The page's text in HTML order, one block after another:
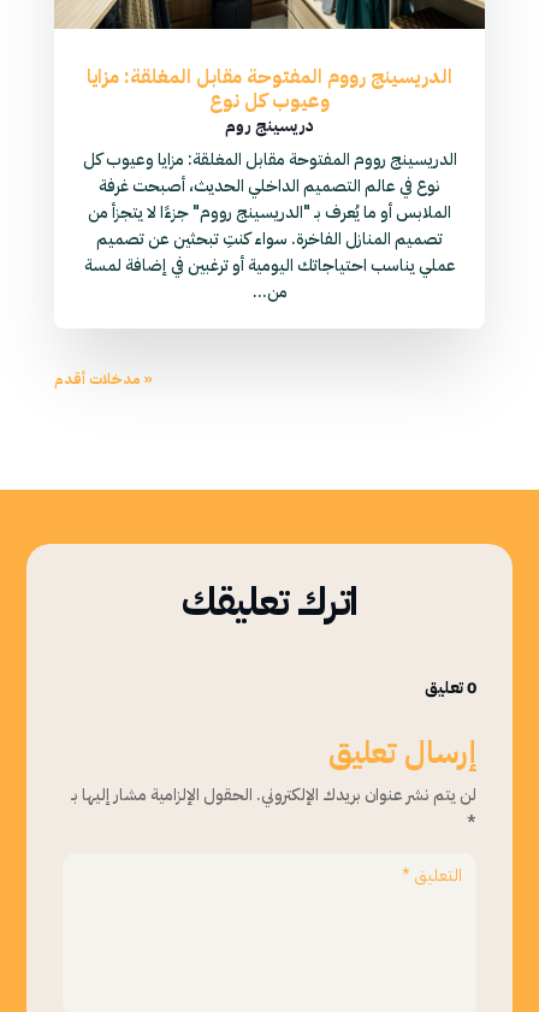
الدريسينج رووم المفتوحة مقابل المغلقة: مزايا
وعيوب كل نوع
دريسينج روم
الدريسينج رووم المفتوحة مقابل المغلقة: مزايا وعيوب كل
نوع في عالم التصميم الداخلي الحديث، أصبحت غرفة
الملابس أو ما يُعرف بـ "الدريسينج رووم" جزءًا لا يتجزأ من
تصميم المنازل الفاخرة. سواء كنتِ تبحثين عن تصميم
عملي يناسب احتياجاتك اليومية أو ترغبين في إضافة لمسة
من...
« مدخلات أقدم
اترك تعليقك
0 تعليق
إرسال تعليق
لن يتم نشر عنوان بريدك الإلكتروني. الحقول الإلزامية مشار إليها بـ
*